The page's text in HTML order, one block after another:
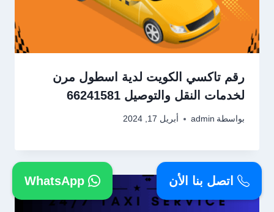
رقم تاكسي الكويت لدية اسطول مرن
لخدمات النقل والتوصيل 66241581
بواسطة admin أبريل 17, 2024
اتصل بنا الأن